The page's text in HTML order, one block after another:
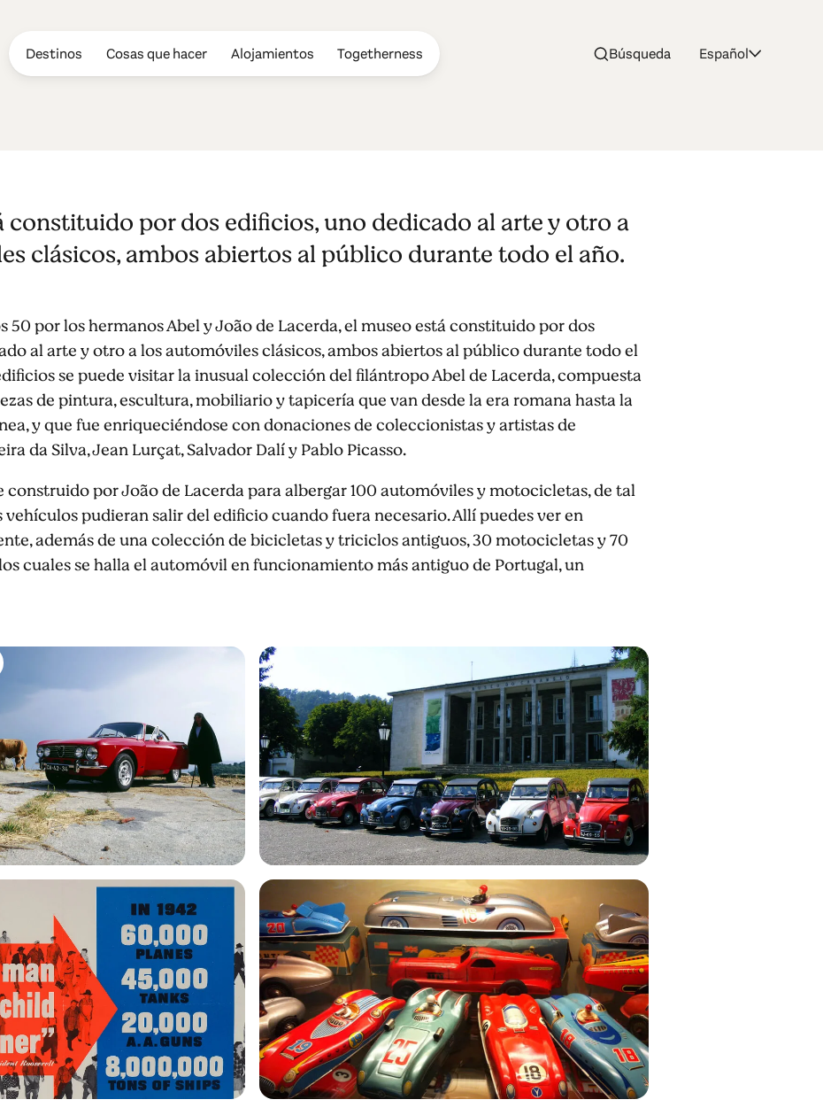
Destinos Cosas que hacer Alojamientos Togetherness Búsqueda Español
constituido por dos edificios, uno dedicado al arte y otro a
clásicos, ambos abiertos al público durante todo el año.
50 por los hermanos Abel y João de Lacerda, el museo está constituido por dos
al arte y otro a los automóviles clásicos, ambos abiertos al público durante todo el
se puede visitar la inusual colección del filántropo Abel de Lacerda, compuesta
de pintura, escultura, mobiliario y tapicería que van desde la era romana hasta la
y que fue enriqueciéndose con donaciones de coleccionistas y artistas de
da Silva, Jean Lurçat, Salvador Dalí y Pablo Picasso.
construido por João de Lacerda para albergar 100 automóviles y motocicletas, de tal
pudieran salir del edificio cuando fuera necesario. Allí puedes ver en
además de una colección de bicicletas y triciclos antiguos, 30 motocicletas y 70
cuales se halla el automóvil en funcionamiento más antiguo de Portugal, un